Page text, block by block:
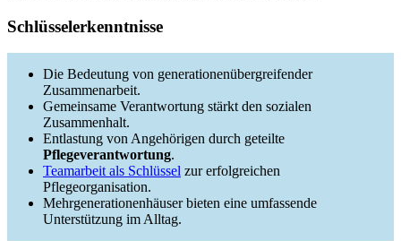
Schlüsselerkenntnisse
Die Bedeutung von generationenübergreifender
Zusammenarbeit.
Gemeinsame Verantwortung stärkt den sozialen
Zusammenhalt.
Entlastung von Angehörigen durch geteilte
Pflegeverantwortung.
Teamarbeit als Schlüssel zur erfolgreichen
Pflegeorganisation.
Mehrgenerationenhäuser bieten eine umfassende
Unterstützung im Alltag.